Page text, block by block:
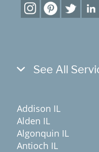
See All
Addison IL
Alden IL
Algonquin IL
Antioch IL